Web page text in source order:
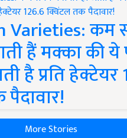
Varieties: कम
हैं मक्का की ये
है प्रति हेक्टेयर
More Stories